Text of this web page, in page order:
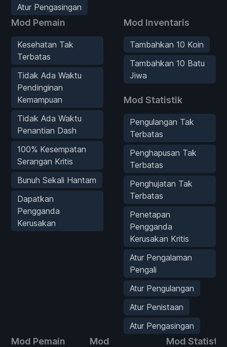
Atur Pengasingan
Mod Pemain
Kesehatan Tak
Terbatas
Tidak Ada Waktu
Pendinginan
Kemampuan
Tidak Ada Waktu
Penantian Dash
100% Kesempatan
Serangan Kritis
Bunuh Sekali Hantam
Dapatkan
Pengganda
Kerusakan
Mod Inventaris
Tambahkan 10 Koin
Tambahkan 10 Batu
Jiwa
Mod Statistik
Pengulangan Tak
Terbatas
Penghapusan Tak
Terbatas
Penghujatan Tak
Terbatas
Penetapan
Pengganda
Kerusakan Kritis
Atur Pengalaman
Pengali
Atur Pengulangan
Atur Penistaan
Atur Pengasingan
Mod Pemain
Mod
Mod Statistik